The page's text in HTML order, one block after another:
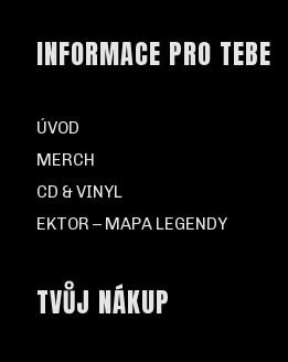
INFORMACE PRO TEBE
ÚVOD
MERCH
CD & VINYL
EKTOR – MAPA LEGENDY
TVŮJ NÁKUP